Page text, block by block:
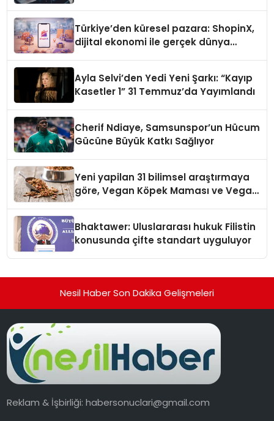
Türkiye’den küresel pazara: ShopinX,
dijital ekonomi ile gerçek dünya
Ayla Selvi’den Yedi Yeni Şarkı: “Kayıp
Kasetler 1” 31 Temmuz’da Yayımlandı
Cherif Ndiaye, Samsunspor’un Hücum
Gücüne Büyük Katkı Sağlıyor
Yeni yapilan 31 bilimsel araştırmaya
göre, Vegan Köpek Maması ve Vegan
Bhaktawer: Uluslararası hukuk Filistin
konusunda çifte standart uyguluyor
Nesil Haber Son Dakika Gelişmeleri
Reklam & İşbirliği:habersonuclari@gmail.com